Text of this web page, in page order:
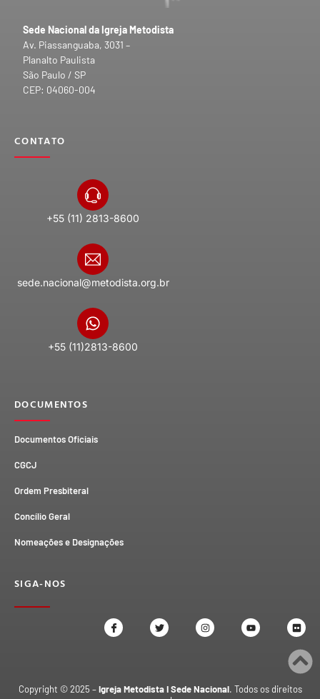
Sede Nacional da Igreja Metodista
Av. Piassanguaba, 3031 –
Planalto Paulista
São Paulo / SP
CEP: 04060-004
CONTATO
+55 (11) 2813-8600
sede.nacional@metodista.org.br
+55 (11)2813-8600
DOCUMENTOS
Documentos Oficiais
CGCJ
Ordem Presbiteral
Concílio Geral
Nomeações e Designações
SIGA-NOS
Copyright © 2025 –Igreja Metodista I Sede Nacional. Todos os direitos